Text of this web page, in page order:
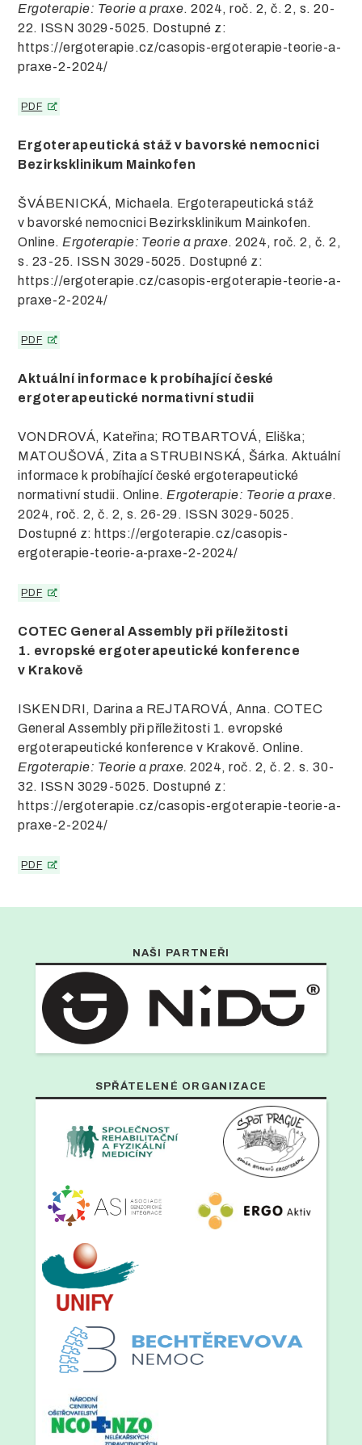
Ergoterapie: Teorie a praxe. 2024, roč. 2, č. 2, s. 20-
22. ISSN 3029-5025. Dostupné z:
https://ergoterapie.cz/casopis-ergoterapie-teorie-a-
praxe-2-2024/
PDF
Ergoterapeutická stáž v bavorské nemocnici
Bezirksklinikum Mainkofen
ŠVÁBENICKÁ, Michaela. Ergoterapeutická stáž
v bavorské nemocnici Bezirksklinikum Mainkofen.
Online. Ergoterapie: Teorie a praxe. 2024, roč. 2, č. 2,
s. 23-25. ISSN 3029-5025. Dostupné z:
https://ergoterapie.cz/casopis-ergoterapie-teorie-a-
praxe-2-2024/
PDF
Aktuální informace k probíhající české
ergoterapeutické normativní studii
VONDROVÁ, Kateřina; ROTBARTOVÁ, Eliška;
MATOUŠOVÁ, Zita a STRUBINSKÁ, Šárka. Aktuální
informace k probíhající české ergoterapeutické
normativní studii. Online. Ergoterapie: Teorie a praxe.
2024, roč. 2, č. 2, s. 26-29. ISSN 3029-5025.
Dostupné z: https://ergoterapie.cz/casopis-
ergoterapie-teorie-a-praxe-2-2024/
PDF
COTEC General Assembly při příležitosti
1. evropské ergoterapeutické konference
v Krakově
ISKENDRI, Darina a REJTAROVÁ, Anna. COTEC
General Assembly při příležitosti 1. evropské
ergoterapeutické konference v Krakově. Online.
Ergoterapie: Teorie a praxe.2024, roč. 2, č. 2. s. 30-
32. ISSN 3029-5025. Dostupné z:
https://ergoterapie.cz/casopis-ergoterapie-teorie-a-
praxe-2-2024/
PDF
NAŠI PARTNEŘI
SPŘÁTELENÉ ORGANIZACE